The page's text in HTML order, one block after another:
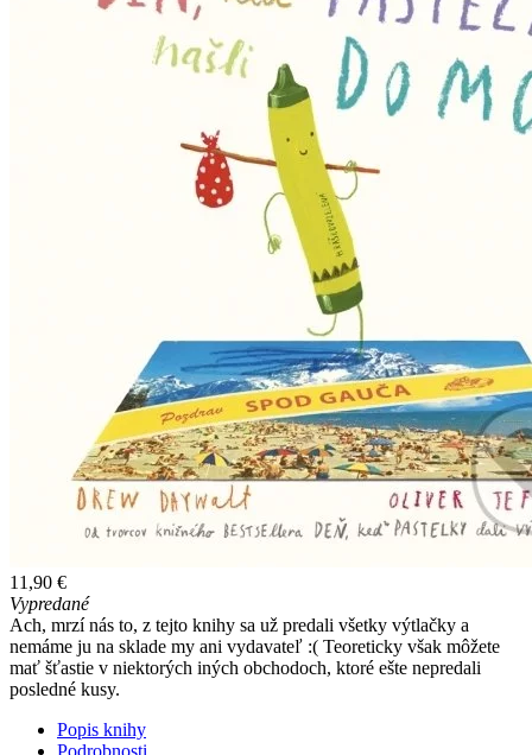
11,90 €
Vypredané
Ach, mrzí nás to, z tejto knihy sa už predali všetky výtlačky a
nemáme ju na sklade my ani vydavateľ :( Teoreticky však môžete
mať šťastie v niektorých iných obchodoch, ktoré ešte nepredali
posledné kusy.
Popis knihy
Podrobnosti